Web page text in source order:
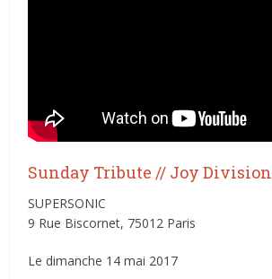
Sunday Tribute // Joy Division
SUPERSONIC
9 Rue Biscornet, 75012 Paris
Le dimanche 14 mai 2017